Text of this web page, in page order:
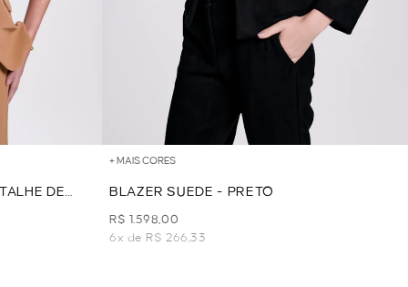
DE
+ MAIS CORES
BLAZER SUEDE - PRETO
R$ 1.598,00
6x de R$ 266,33